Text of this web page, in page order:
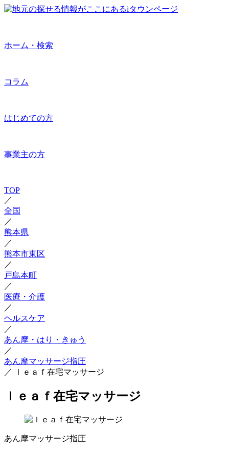
ホーム・検索
コラム
はじめての方
事業主の方
TOP
／
全国
／
熊本県
／
熊本市東区
／
戸島本町
／
医療・介護
／
ヘルスケア
／
あん摩・はり・きゅう
／
あん摩マッサージ指圧
／
ｌｅａｆ在宅マッサージ
ｌｅａｆ在宅マッサージ
あん摩マッサージ指圧